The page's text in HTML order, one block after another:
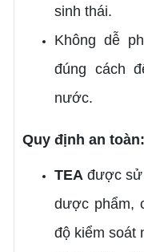
sinh thái.
Không dễ
đúng cách
nước.
Quy định an toàn:
TEA được sử
dược phẩm,
độ kiểm soát